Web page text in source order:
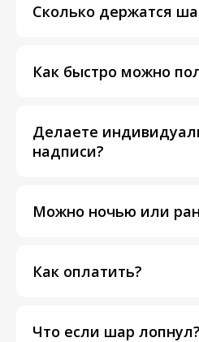
Сколько держатся
Как быстро можно
Делаете
надписи?
Можно ночью или
Как оплатить?
Что если шар лопнул?